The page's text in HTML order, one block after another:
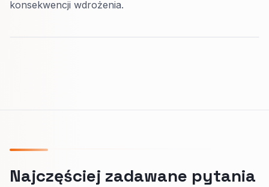
konsekwencji wdrożenia.
Najczęściej zadawane pytania